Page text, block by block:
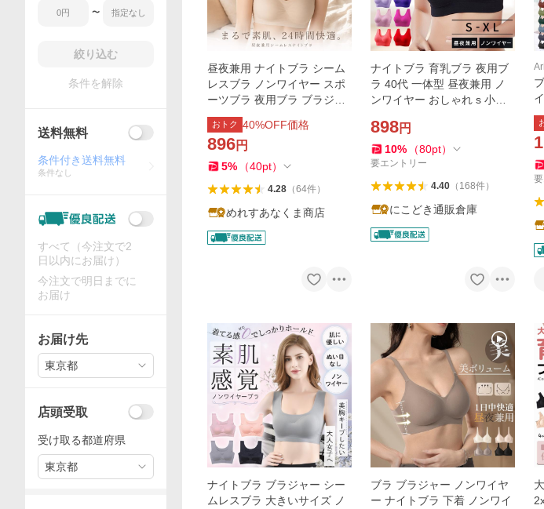
昼夜兼用 ナイトブラ シーム
レスブラ ノンワイヤー スポ
ーツブラ 夜用ブラ ブラジャ
ー 育乳 大きい おしゃれ 小胸
日中 安い 30代 40代 50代 60
代 脇肉 盛 楽
おトク 40%OFF価格
896円
5% （40pt）
4.28（64件）
めれすあなくま商店
ナイトブラ 育乳ブラ 夜用ブ
ラ 40代 一体型 昼夜兼用 ノ
ンワイヤー おしゃれ s 小胸 x
昼兼用 楽 ブラジャー ブラッ
ク 女性 下着
898円
10% （80pt）
要エントリー
4.40（ 168件）
にこどき通販倉庫
ナイトブラ ブラジャー シー
ムレスブラ 大きいサイズ ノ
ブラ ブラジャー ノンワイヤ
ー ナイトブラ 下着 ノンワイ
〜
絞り込む
条件を解除
送料無料
条件付き送料無料
条件なし
すべて（今注文で2
日以内にお届け）
今注文で明日までに
お届け
お届け先
東京都
店頭受取
受け取る都道府県
東京都